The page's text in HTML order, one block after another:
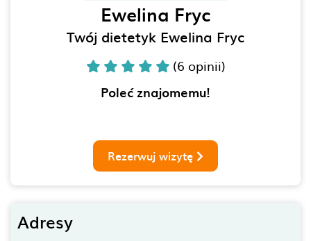
Ewelina Fryc
Twój dietetyk Ewelina Fryc
(6 opinii)
Poleć znajomemu!
Rezerwuj wizytę
Adresy